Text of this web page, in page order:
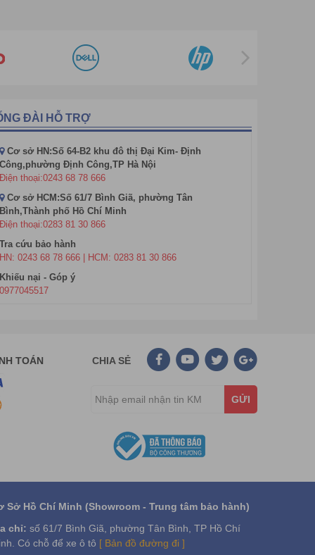
xét và chọn mua một máy đếm tiền ngay bây giờ
ĐÀI HỖ TRỢ
Cơ sở HN:Số 64-B2 khu đô thị Đại Kim- Định
Công,phường Định Công,TP Hà Nội
Điện thoại:0243 68 78 666
Cơ sở HCM:Số 61/7 Bình Giã, phường Tân
Bình,Thành phố Hồ Chí Minh
Điện thoại:0283 81 30 866
Tra cứu bảo hành
HN: 0243 68 78 666 | HCM: 0283 81 30 866
Khiếu nại - Góp ý
0977045517
TOÁN CHIA SẺ
GỬI
Sở Hồ Chí Minh (Showroom - Trung tâm bảo hành)
chỉ: số 61/7 Bình Giã, phường Tân Bình, TP Hồ Chí
Có chỗ để xe ô tô [ Bản đồ đường đi ]